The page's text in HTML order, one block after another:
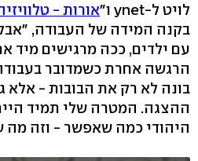
לויט ל-ynet ו"
אורות -
בקנה המידה של העבודה,
עם ילדים, ככה מרגישים מיד
הרגשה אחרת כשמדובר
בונה לא רק את הבובות - אלא
ההצגה. המטרה שלי תמיד
היהודי כמה שאפשר - וזה מה